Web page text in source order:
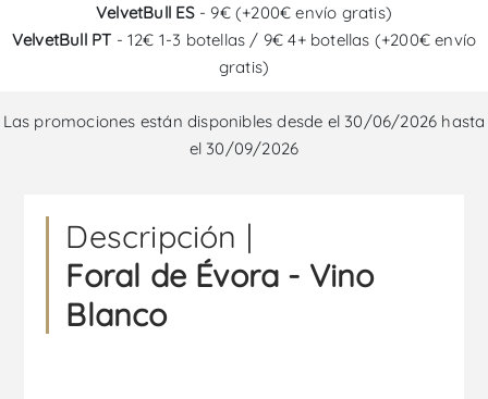
VelvetBull ES- 9€ (+200€ envío gratis)
VelvetBull PT - 12€ 1-3 botellas / 9€ 4+ botellas (+200€ envío
gratis)
Las promociones están disponibles desde el 30/06/2026 hasta
el 30/09/2026
Descripción |
Foral de Évora - Vino
Blanco